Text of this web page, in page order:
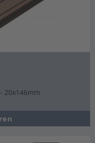
20x146mm